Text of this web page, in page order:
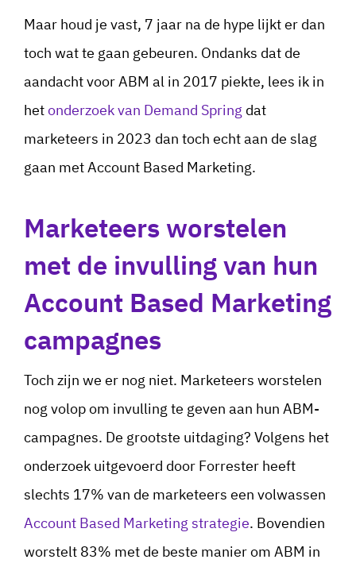
Maar houd je vast, 7 jaar na de hype lijkt er dan
toch wat te gaan gebeuren. Ondanks dat de
aandacht voor ABM al in 2017 piekte, lees ik in
hetonderzoek van Demand Spring dat
marketeers in 2023 dan toch echt aan de slag
gaan met Account Based Marketing.
Marketeers worstelen
met de invulling van hun
Account Based Marketing
campagnes
Toch zijn we er nog niet. Marketeers worstelen
nog volop om invulling te geven aan hun ABM-
campagnes. De grootste uitdaging? Volgens het
onderzoek uitgevoerd door Forrester heeft
slechts 17% van de marketeers een volwassen
Account Based Marketing strategie. Bovendien
worstelt 83% met de beste manier om ABM in